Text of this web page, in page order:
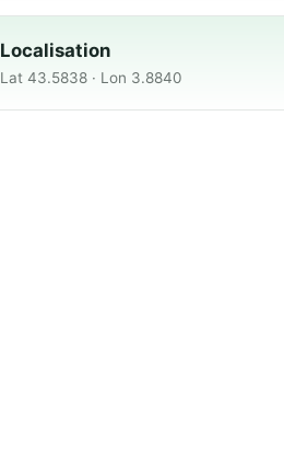
Localisation
Lat 43.5838 · Lon 3.8840